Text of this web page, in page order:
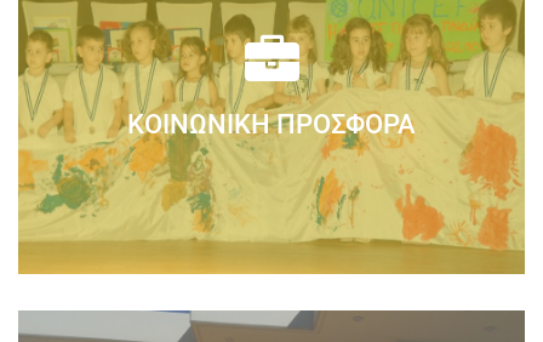
H συμμέτοχη σχολείων σε μαθητικούς
διαγωνισμούς αποτελεί μια εξαιρετική ευκαιρία
καλλιέργειας της δημιουργικής σκέψης....
Διαβάστε Περισσότερα
ΚΟΙΝΩΝΙΚΉ ΠΡΟΣΦΟΡΆ